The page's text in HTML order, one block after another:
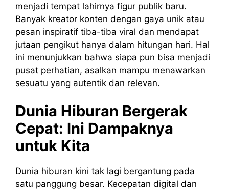
menjadi tempat lahirnya figur publik baru.
Banyak kreator konten dengan gaya unik atau
pesan inspiratif tiba-tiba viral dan mendapat
jutaan pengikut hanya dalam hitungan hari. Hal
ini menunjukkan bahwa siapa pun bisa menjadi
pusat perhatian, asalkan mampu menawarkan
sesuatu yang autentik dan relevan.
Dunia Hiburan Bergerak
Cepat: Ini Dampaknya
untuk Kita
Dunia hiburan kini tak lagi bergantung pada
satu panggung besar. Kecepatan digital dan